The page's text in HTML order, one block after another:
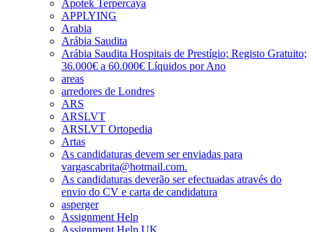
Apotek Terpercaya
APPLYING
Arabia
Arábia Saudita
Arábia Saudita Hospitais de Prestígio; Registo Gratuito;
36.000€ a 60.000€ Líquidos por Ano
areas
arredores de Londres
ARS
ARSLVT
ARSLVT Ortopedia
Artas
As candidaturas devem ser enviadas para
vargascabrita@hotmail.com.
As candidaturas deverão ser efectuadas através do
envio do CV e carta de candidatura
asperger
Assignment Help
Assignment Help UK